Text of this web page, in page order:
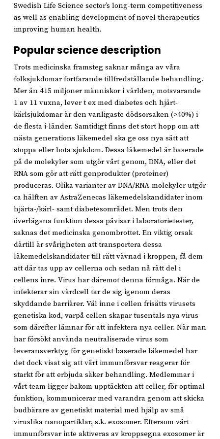
Swedish Life Science sector’s long-term competitiveness
as well as enabling development of novel therapeutics
improving human health.
Popular science description
Trots medicinska framsteg saknar många av våra
folksjukdomar fortfarande tillfredställande behandling.
Mer än 415 miljoner människor i världen, motsvarande
1 av 11 vuxna, lever t ex med diabetes och hjärt-
kärlsjukdomar är den vanligaste dödsorsaken (>40%) i
de flesta i-länder. Samtidigt finns det stort hopp om att
nästa generations läkemedel ska ge oss nya sätt att
stoppa eller bota sjukdom. Dessa läkemedel är baserade
på de molekyler som utgör vårt genom, DNA, eller det
RNA som gör att rätt genprodukter (proteiner)
produceras. Olika varianter av DNA/RNA-molekyler utgör
ca hälften av AstraZenecas läkemedelskandidater inom
hjärta-/kärl- samt diabetesområdet. Men trots den
överlägsna funktion dessa påvisar i laboratorietester,
saknas det medicinska genombrottet. En viktig orsak
därtill är svårigheten att transportera dessa
läkemedelskandidater till rätt vävnad i kroppen, få dem
att där tas upp av cellerna och sedan nå rätt del i
cellens inre. Virus har däremot denna förmåga. När de
infekterar sin värdcell tar de sig igenom deras
skyddande barriärer. Väl inne i cellen frisätts virusets
genetiska kod, varpå cellen skapar tusentals nya virus
som därefter lämnar för att infektera nya celler. När man
har försökt använda neutraliserade virus som
leveransverktyg för genetiskt baserade läkemedel har
det dock visat sig att vårt immunförsvar reagerar för
starkt för att erbjuda säker behandling. Medlemmar i
vårt team ligger bakom upptäckten att celler, för optimal
funktion, kommunicerar med varandra genom att skicka
budbärare av genetiskt material med hjälp av små
viruslika nanopartiklar, s.k. exosomer. Eftersom vårt
immunförsvar inte aktiveras av kroppsegna exosomer är